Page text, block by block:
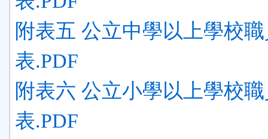
附表五 公立中學以上學校
表.PDF
附表六 公立小學以上學校
表.PDF